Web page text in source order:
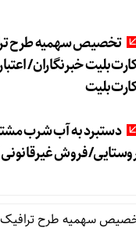
تخصیص سهمیه طرح
خبرنگاران/
دستبرد به آب شرب
فروش
سهمیه طرح ترافیک و